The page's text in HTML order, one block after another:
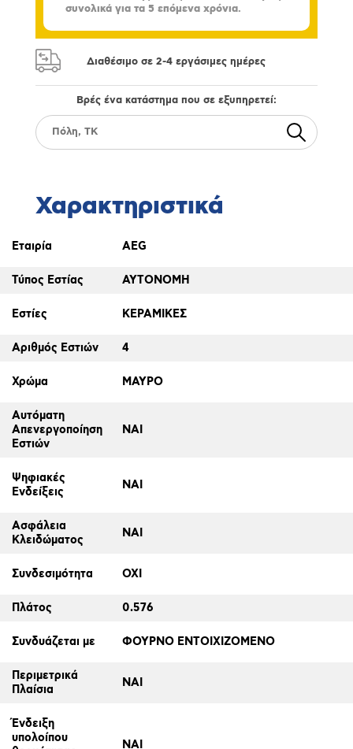
συνολικά για τα 5 επόμενα χρόνια.
Διαθέσιμο σε 2-4 εργάσιμες ημέρες
Βρές ένα κατάστημα που σε εξυπηρετεί:
Χαρακτηριστικά
Εταιρία AEG
Τύπος Εστίας ΑΥΤΟΝΟΜΗ
Εστίες ΚΕΡΑΜΙΚΕΣ
Αριθμός Εστιών 4
Χρώμα ΜΑΥΡΟ
Αυτόματη
Απενεργοποίηση
Εστιών
ΝΑΙ
Ψηφιακές
Ενδείξεις
ΝΑΙ
Ασφάλεια
Κλειδώματος
ΝΑΙ
Συνδεσιμότητα ΟΧΙ
Πλάτος 0.576
Συνδυάζεται με ΦΟΥΡΝΟ ΕΝΤΟΙΧΙΖΟΜΕΝΟ
Περιμετρικά
Πλαίσια
ΝΑΙ
Ένδειξη
υπολοίπου
ΝΑΙ